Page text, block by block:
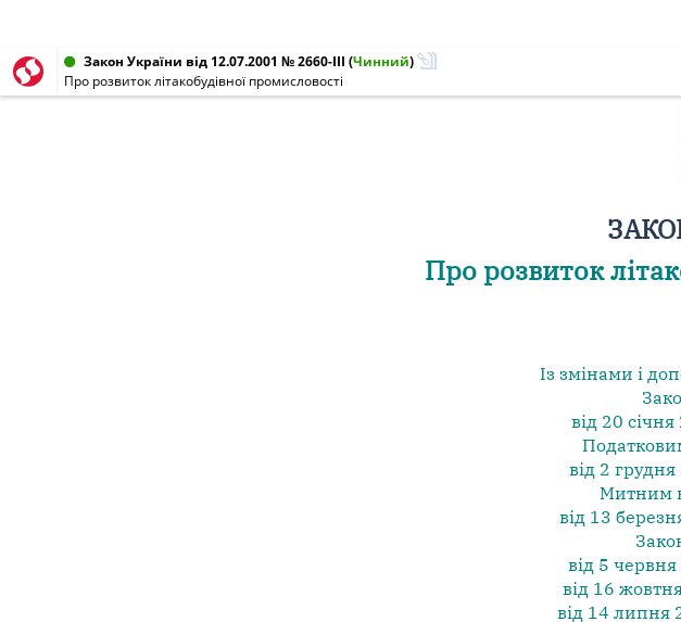
Закон України від 12.07.2001 № 2660-III (Чинний)
Про розвиток літакобудівної промисловості